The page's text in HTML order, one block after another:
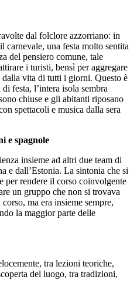
dal folclore azzorriano: in
carnevale, una festa molto sentita
del pensiero comune, tale
i turisti, bensì per aggregare
dalla vita di tutti i giorni. Questo è
festa, l’intera isola sembra
chiuse e gli abitanti riposano
spettacoli e musica dalla sera
e spagnole
insieme ad altri due team di
e dall’Estonia. La sintonia che si
per rendere il corso coinvolgente
un gruppo che non si trovava
ma era insieme sempre,
la maggior parte delle
tra lezioni teoriche,
del luogo, tra tradizioni,